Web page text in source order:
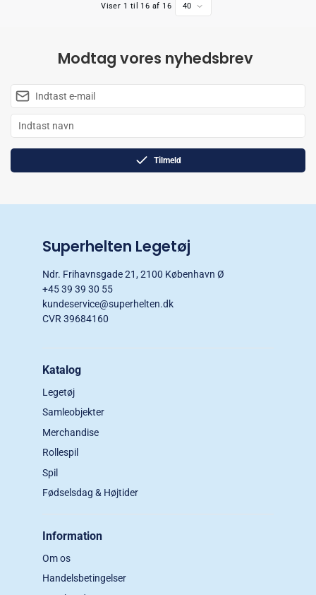
Viser 1 til 16 af 16 40
Modtag vores nyhedsbrev
Tilmeld
Superhelten Legetøj
Ndr. Frihavnsgade 21, 2100 København Ø
+45 39 39 30 55
kundeservice@superhelten.dk
CVR 39684160
Katalog
Legetøj
Samleobjekter
Merchandise
Rollespil
Spil
Fødselsdag & Højtider
Information
Om os
Handelsbetingelser